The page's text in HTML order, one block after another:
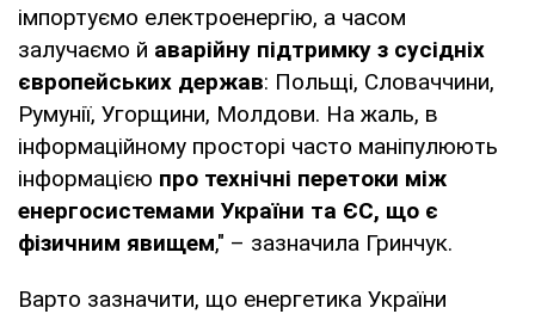
імпортуємо електроенергію, а часом
залучаємо й аварійну підтримку з сусідніх
європейських держав: Польщі, Словаччини,
Румунії, Угорщини, Молдови. На жаль, в
інформаційному просторі часто маніпулюють
інформацією про технічні перетоки між
енергосистемами України та ЄС, що є
фізичним явищем," – зазначила Гринчук.
Варто зазначити, що енергетика України